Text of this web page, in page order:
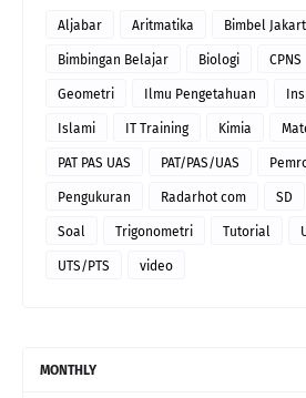
Aljabar Aritmatika Bimbel
Bimbingan Belajar Biologi CPNS
Geometri Ilmu Pengetahuan
Islami IT Training Kimia
PAT PAS UAS PAT/PAS/UAS
Pengukuran Radarhot com SD
Soal Trigonometri Tutorial
UTS/PTS video
MONTHLY